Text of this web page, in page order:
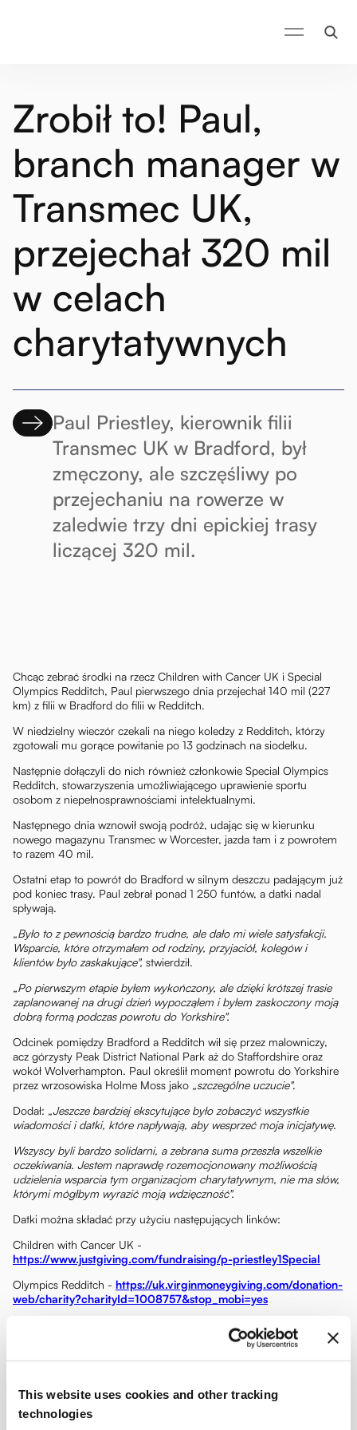
This website uses cookies and other tracking
technologies
Zrobił to! Paul,
branch manager w
Transmec UK,
przejechał 320 mil
w celach
charytatywnych
Paul Priestley, kierownik filii
Transmec UK w Bradford, był
zmęczony, ale szczęśliwy po
przejechaniu na rowerze w
zaledwie trzy dni epickiej trasy
liczącej 320 mil.
Chcąc zebrać środki na rzecz Children with Cancer UK i Special
Olympics Redditch, Paul pierwszego dnia przejechał 140 mil (227
km) z filii w Bradford do filii w Redditch.
W niedzielny wieczór czekali na niego koledzy z Redditch, którzy
zgotowali mu gorące powitanie po 13 godzinach na siodełku.
Następnie dołączyli do nich również członkowie Special Olympics
Redditch, stowarzyszenia umożliwiającego uprawienie sportu
osobom z niepełnosprawnościami intelektualnymi.
Następnego dnia wznowił swoją podróż, udając się w kierunku
nowego magazynu Transmec w Worcester, jazda tam i z powrotem
to razem 40 mil.
Ostatni etap to powrót do Bradford w silnym deszczu padającym już
pod koniec trasy. Paul zebrał ponad 1 250 funtów, a datki nadal
spływają.
„Było to z pewnością bardzo trudne, ale dało mi wiele satysfakcji.
Wsparcie, które otrzymałem od rodziny, przyjaciół, kolegów i
klientów było zaskakujące", stwierdził.
„Po pierwszym etapie byłem wykończony, ale dzięki krótszej trasie
zaplanowanej na drugi dzień wypocząłem i byłem zaskoczony moją
dobrą formą podczas powrotu do Yorkshire".
Odcinek pomiędzy Bradford a Redditch wił się przez malowniczy,
acz górzysty Peak District National Park aż do Staffordshire oraz
wokół Wolverhampton. Paul określił moment powrotu do Yorkshire
przez wrzosowiska Holme Moss jako „szczególne uczucie".
Dodał: „Jeszcze bardziej ekscytujące było zobaczyć wszystkie
wiadomości i datki, które napływają, aby wesprzeć moja inicjatywę.
Wszyscy byli bardzo solidarni, a zebrana suma przeszła wszelkie
oczekiwania. Jestem naprawdę rozemocjonowany możliwością
udzielenia wsparcia tym organizacjom charytatywnym, nie ma słów,
którymi mógłbym wyrazić moją wdzięczność".
Datki można składać przy użyciu następujących linków:
Children with Cancer UK -
https://www.justgiving.com/fundraising/p-priestley1Special
Olympics Redditch - https://uk.virginmoneygiving.com/donation-
web/charity?charityId=1008757&stop_mobi=yes